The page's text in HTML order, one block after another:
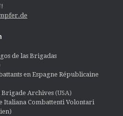
de las Brigadas
en Espagne Républicaine
Archives (USA)
Italiana Combattenti Volontari